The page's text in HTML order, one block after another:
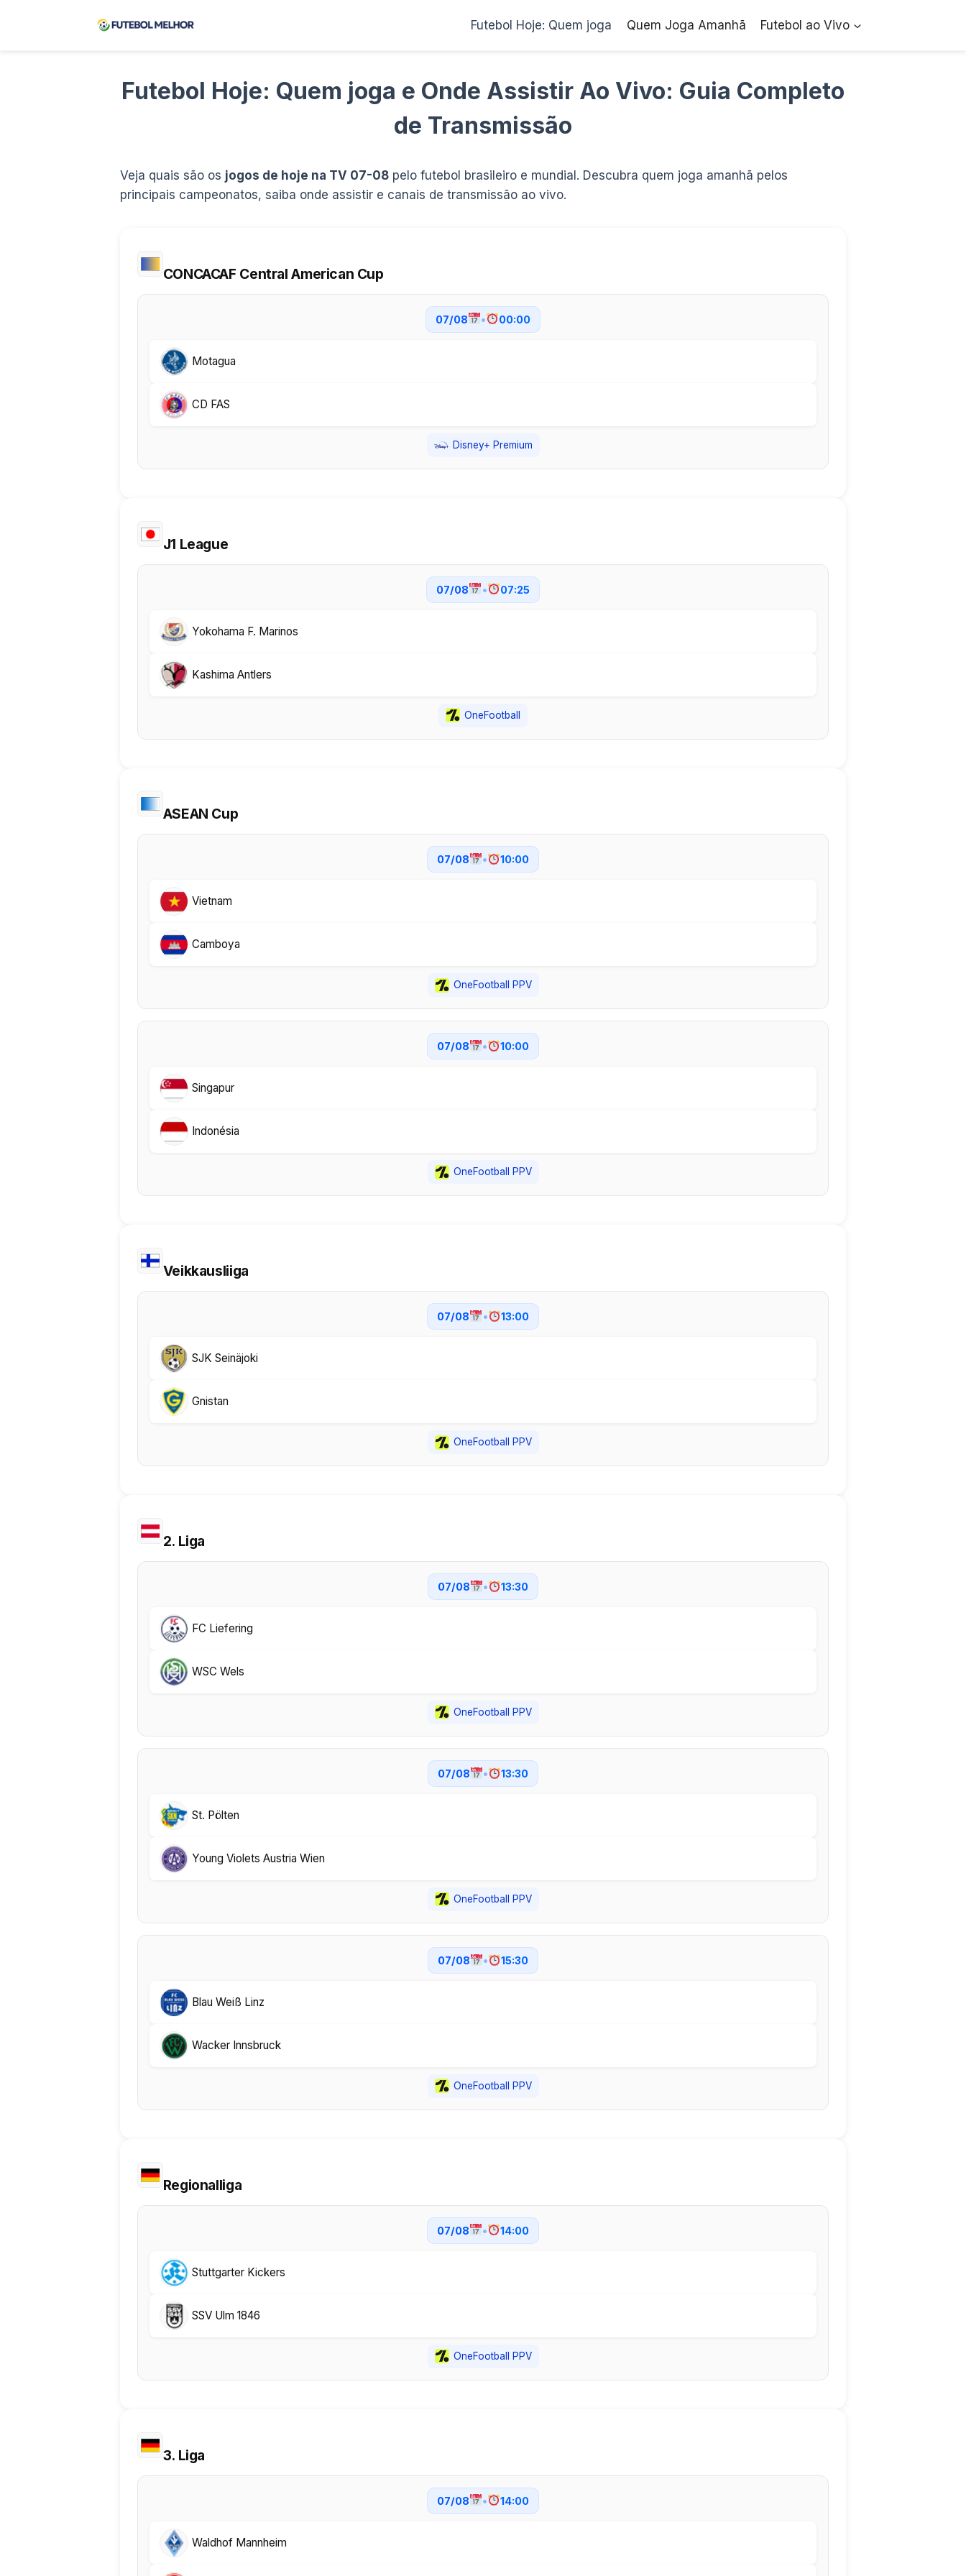
Futebol Hoje: Quem joga Quem Joga Amanhã Futebol ao Vivo
Futebol Hoje: Quem joga e Onde Assistir Ao Vivo: Guia Completo
de Transmissão
Veja quais são os jogos de hoje na TV 07-08pelo futebol brasileiro e mundial. Descubra quem joga amanhã pelos
principais campeonatos, saiba onde assistir e canais de transmissão ao vivo.
CONCACAF Central American Cup
07/08 • 00:00
Motagua
CD FAS
Disney+ Premium
J1 League
07/08 • 07:25
Yokohama F. Marinos
Kashima Antlers
OneFootball
ASEAN Cup
07/08 • 10:00
Vietnam
Camboya
OneFootball PPV
07/08 • 10:00
Singapur
Indonésia
OneFootball PPV
Veikkausliiga
07/08 • 13:00
SJK Seinäjoki
Gnistan
OneFootball PPV
2. Liga
07/08 • 13:30
FC Liefering
WSC Wels
OneFootball PPV
07/08 • 13:30
St. Pölten
Young Violets Austria Wien
OneFootball PPV
07/08 • 15:30
Blau Weiß Linz
Wacker Innsbruck
OneFootball PPV
Regionalliga
07/08 • 14:00
Stuttgarter Kickers
SSV Ulm 1846
OneFootball PPV
3. Liga
07/08 • 14:00
Waldhof Mannheim